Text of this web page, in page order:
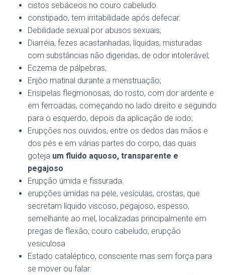
cistos sebáceos no couro cabeludo.
constipado, tem irritabilidade após defecar.
Debilidade sexual por abusos sexuais;
Diarréia, fezes acastanhadas, líquidas, misturadas
com substâncias não digeridas, de odor intolerável;
Eczema de pálpebras;
Enjôo matinal durante a menstruação;
Erisipelas flegmonosas, do rosto, com dor ardente e
em ferroadas, começando no lado direito e seguindo
para o esquerdo, depois da aplicação de iodo;
Erupções nos ouvidos, entre os dedos das mãos e
dos pés e em várias partes do corpo, das quais
goteja um fluido aquoso, transparente e
pegajoso.
Erupção úmida e fissurada.
erupções úmidas na pele, vesículas, crostas, que
secretam líquido viscoso, pegajoso, espesso,
semelhante ao mel, localizadas principalmente em
pregas de flexão, couro cabeludo; erupção
vesiculosa
Estado cataléptico, consciente mas sem força para
se mover ou falar.